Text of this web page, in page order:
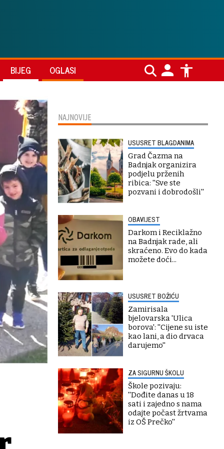
BIJEG OGLASI
NAJNOVIJE
USUSRET BLAGDANIMA
Grad Čazma na
Badnjak organizira
podjelu prženih
ribica: ''Sve ste
pozvani i dobrodošli''
OBAVIJEST
Darkom i Reciklažno
na Badnjak rade, ali
skraćeno. Evo do kada
možete doći...
USUSRET BOŽIĆU
Zamirisala
bjelovarska 'Ulica
borova': ''Cijene su iste
kao lani, a dio drvaca
darujemo''
ZA SIGURNU ŠKOLU
Škole pozivaju:
''Dođite danas u 18
sati i zajedno s nama
odajte počast žrtvama
iz OŠ Prečko''